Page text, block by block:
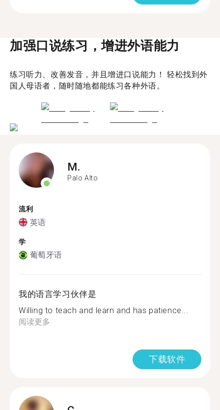
加强口说练习，增进外语能力
练习听力、改善发音，并且增进口说能力！ 轻松找到外
国人母语者，随时随地都能练习各种外语。
M.
Palo Alto
流利
英语
学
葡萄牙语
我的语言学习伙伴是
Willing to teach and learn and has patience...
阅读更多
下载软件